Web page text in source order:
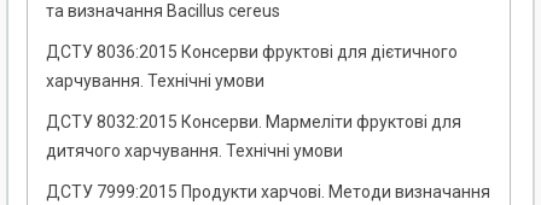
та визначання Bacillus cereus
ДСТУ 8036:2015 Консерви фруктові для дієтичного
харчування. Технічні умови
ДСТУ 8032:2015 Консерви. Мармеліти фруктові для
дитячого харчування. Технічні умови
ДСТУ 7999:2015 Продукти харчові. Методи визначання